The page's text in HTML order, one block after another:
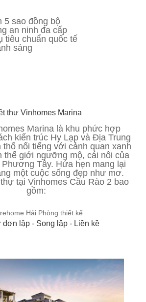
5 sao đồng bộ
an ninh đa cấp
tiêu chuẩn quốc tế
sáng
thự Vinhomes Marina
Marina là khu phức hợp
kiến trúc Hy Lạp và Địa Trung
thổ nổi tiếng với cảnh quan xanh
thế giới ngưỡng mộ, cái nôi của
Phương Tây. Hứa hẹn mang lại
một cuộc sống đẹp như mơ.
tại Vinhomes Cầu Rào 2 bao
gồm:
Hải Phòng thiết kế
đơn lập - Song lập - Liền kề